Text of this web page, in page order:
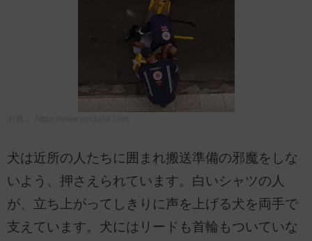
犬は近所の人たちに囲まれ搬送準備の邪魔をしな
いよう、押さえられています。白いシャツの人
が、立ち上がってしきりに声を上げる犬を両手で
支えています。犬にはリードも首輪もついていな